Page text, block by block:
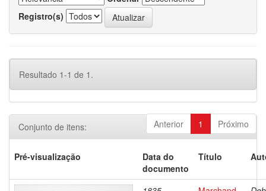
Registro(s)
Resultado 1-1 de 1.
Anterior 1 Próximo
Conjunto de itens:
Pré-visualização
Data do
documento
Título